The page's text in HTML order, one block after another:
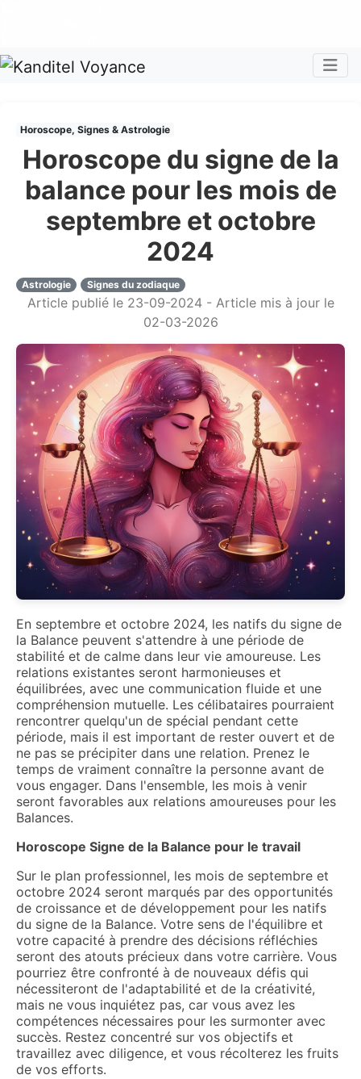
Horoscope, Signes & Astrologie
Horoscope du signe de la
balance pour les mois de
septembre et octobre
2024
Astrologie Signes du zodiaque
Article publié le 23-09-2024 - Article mis à jour le
02-03-2026
En septembre et octobre 2024, les natifs du signe de
la Balance peuvent s'attendre à une période de
stabilité et de calme dans leur vie amoureuse. Les
relations existantes seront harmonieuses et
équilibrées, avec une communication fluide et une
compréhension mutuelle. Les célibataires pourraient
rencontrer quelqu'un de spécial pendant cette
période, mais il est important de rester ouvert et de
ne pas se précipiter dans une relation. Prenez le
temps de vraiment connaître la personne avant de
vous engager. Dans l'ensemble, les mois à venir
seront favorables aux relations amoureuses pour les
Balances.
Horoscope Signe de la Balance pour le travail
Sur le plan professionnel, les mois de septembre et
octobre 2024 seront marqués par des opportunités
de croissance et de développement pour les natifs
du signe de la Balance. Votre sens de l'équilibre et
votre capacité à prendre des décisions réfléchies
seront des atouts précieux dans votre carrière. Vous
pourriez être confronté à de nouveaux défis qui
nécessiteront de l'adaptabilité et de la créativité,
mais ne vous inquiétez pas, car vous avez les
compétences nécessaires pour les surmonter avec
succès. Restez concentré sur vos objectifs et
travaillez avec diligence, et vous récolterez les fruits
de vos efforts.